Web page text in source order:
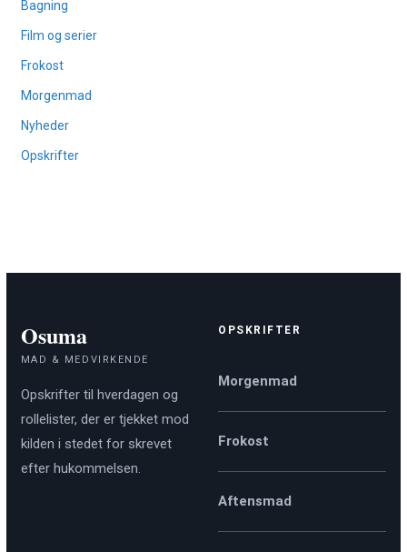
Bagning
Film og serier
Frokost
Morgenmad
Nyheder
Opskrifter
Osuma
MAD & MEDVIRKENDE
Opskrifter til hverdagen og
rollelister, der er tjekket mod
kilden i stedet for skrevet
efter hukommelsen.
OPSKRIFTER
Morgenmad
Frokost
Aftensmad